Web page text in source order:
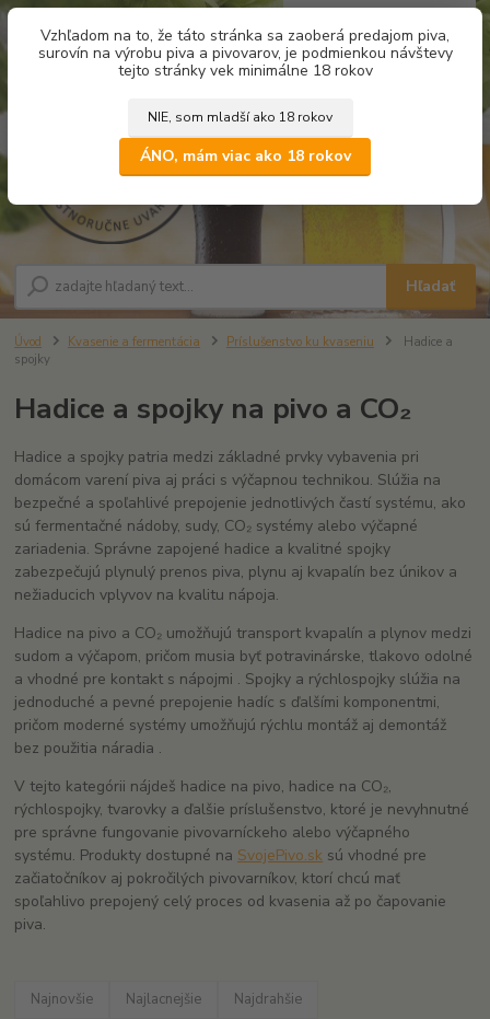
Vzhľadom na to, že táto stránka sa zaoberá predajom piva,
surovín na výrobu piva a pivovarov, je podmienkou návštevy
tejto stránky vek minimálne 18 rokov
NIE, som mladší ako 18 rokov
ÁNO, mám viac ako 18 rokov
Hľadať
za0,00 €
Úvod Kvasenie a fermentácia Príslušenstvo ku kvaseniu
Hadice a
spojky
Hadice a spojky na pivo a CO₂
Hadice a spojky patria medzi základné prvky vybavenia pri
domácom varení piva aj práci s výčapnou technikou. Slúžia na
bezpečné a spoľahlivé prepojenie jednotlivých častí systému, ako
sú fermentačné nádoby, sudy, CO₂ systémy alebo výčapné
zariadenia. Správne zapojené hadice a kvalitné spojky
zabezpečujú plynulý prenos piva, plynu aj kvapalín bez únikov a
nežiaducich vplyvov na kvalitu nápoja.
Hadice na pivo a CO₂ umožňujú transport kvapalín a plynov medzi
sudom a výčapom, pričom musia byť potravinárske, tlakovo odolné
a vhodné pre kontakt s nápojmi . Spojky a rýchlospojky slúžia na
jednoduché a pevné prepojenie hadíc s ďalšími komponentmi,
pričom moderné systémy umožňujú rýchlu montáž aj demontáž
bez použitia náradia .
V tejto kategórii nájdeš hadice na pivo, hadice na CO₂,
rýchlospojky, tvarovky a ďalšie príslušenstvo, ktoré je nevyhnutné
pre správne fungovanie pivovarníckeho alebo výčapného
systému. Produkty dostupné na SvojePivo.sk sú vhodné pre
začiatočníkov aj pokročilých pivovarníkov, ktorí chcú mať
spoľahlivo prepojený celý proces od kvasenia až po čapovanie
piva.
Najnovšie Najlacnejšie Najdrahšie